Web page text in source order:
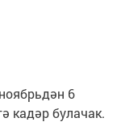
6
кадәр булачак.